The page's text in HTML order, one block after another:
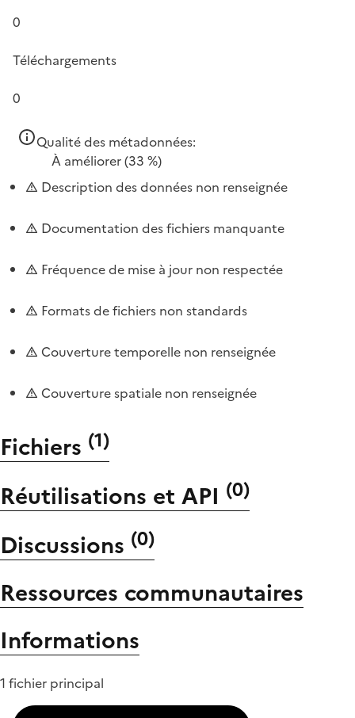
0
Téléchargements
0
Qualité des métadonnées:
À améliorer(33 %)
Description des données non renseignée
Documentation des fichiers manquante
Fréquence de mise à jour non respectée
Formats de fichiers non standards
Couverture temporelle non renseignée
Couverture spatiale non renseignée
Fichiers (1)
Réutilisations et API (0)
Discussions (0)
Ressources communautaires
Informations
1 fichier principal